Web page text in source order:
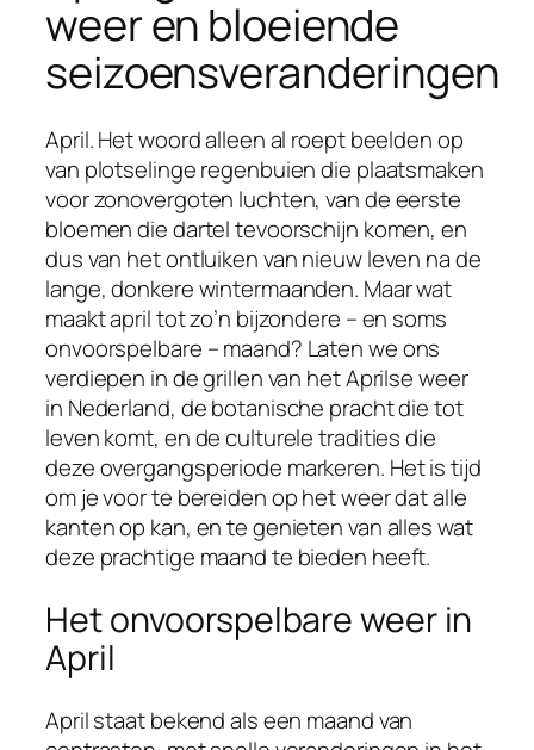
weer en bloeiende
seizoensveranderingen
April. Het woord alleen al roept beelden op
van plotselinge regenbuien die plaatsmaken
voor zonovergoten luchten, van de eerste
bloemen die dartel tevoorschijn komen, en
dus van het ontluiken van nieuw leven na de
lange, donkere wintermaanden. Maar wat
maakt april tot zo’n bijzondere – en soms
onvoorspelbare – maand? Laten we ons
verdiepen in de grillen van het Aprilse weer
in Nederland, de botanische pracht die tot
leven komt, en de culturele tradities die
deze overgangsperiode markeren. Het is tijd
om je voor te bereiden op het weer dat alle
kanten op kan, en te genieten van alles wat
deze prachtige maand te bieden heeft.
Het onvoorspelbare weer in
April
April staat bekend als een maand van